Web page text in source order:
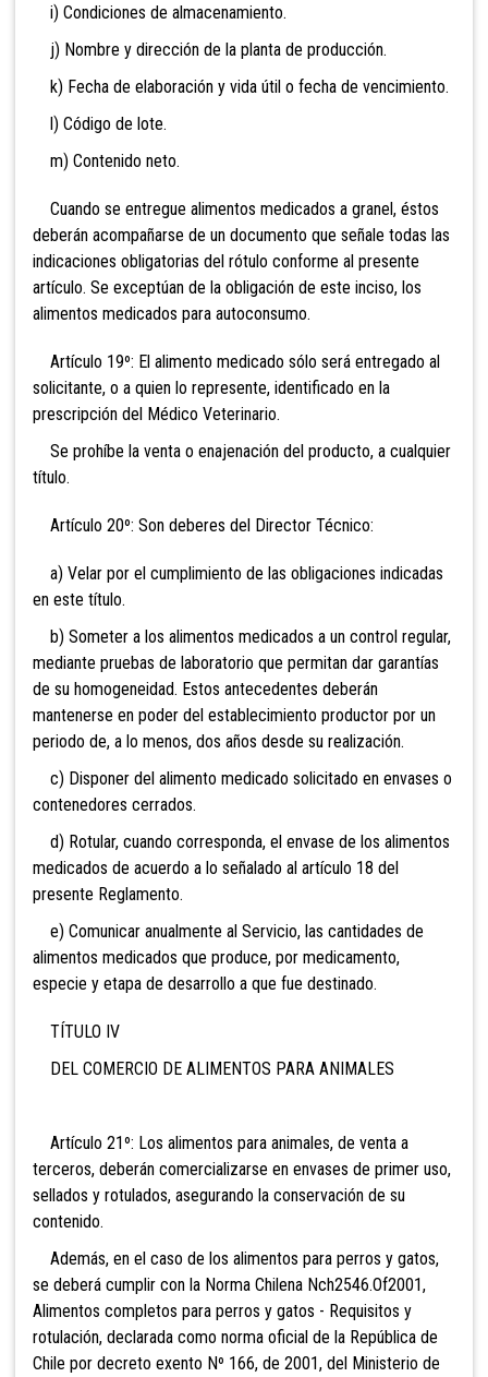
i) Condiciones de almacenamiento.
j) Nombre y dirección de la planta de producción.
k) Fecha de elaboración y vida útil o fecha de vencimiento.
l) Código de lote.
m) Contenido neto.
Cuando se entregue alimentos medicados a granel, éstos
deberán acompañarse de un documento que señale todas las
indicaciones obligatorias del rótulo conforme al presente
artículo. Se exceptúan de la obligación de este inciso, los
alimentos medicados para autoconsumo.
Artículo 19º: El alimento medicado sólo será entregado al
solicitante, o a quien lo represente, identificado en la
prescripción del Médico Veterinario.
Se prohíbe la venta o enajenación del producto, a cualquier
título.
Artículo 20º: Son deberes del Director Técnico:
a) Velar por el cumplimiento de las obligaciones indicadas
en este título.
b) Someter a los alimentos medicados a un control regular,
mediante pruebas de laboratorio que permitan dar garantías
de su homogeneidad. Estos antecedentes deberán
mantenerse en poder del establecimiento productor por un
periodo de, a lo menos, dos años desde su realización.
c) Disponer del alimento medicado solicitado en envases o
contenedores cerrados.
d) Rotular, cuando corresponda, el envase de los alimentos
medicados de acuerdo a lo señalado al artículo 18 del
presente Reglamento.
e) Comunicar anualmente al Servicio, las cantidades de
alimentos medicados que produce, por medicamento,
especie y etapa de desarrollo a que fue destinado.
TÍTULO IV
DEL COMERCIO DE ALIMENTOS PARA ANIMALES
Artículo 21º: Los alimentos para animales, de venta a
terceros, deberán comercializarse en envases de primer uso,
sellados y rotulados, asegurando la conservación de su
contenido.
Además, en el caso de los alimentos para perros y gatos,
se deberá cumplir con la Norma Chilena Nch2546.Of2001,
Alimentos completos para perros y gatos - Requisitos y
rotulación, declarada como norma oficial de la República de
Chile por decreto exento Nº 166, de 2001, del Ministerio de